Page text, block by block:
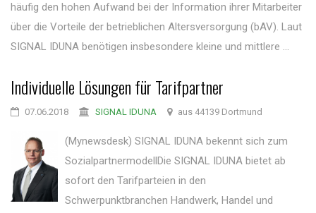
häufig den hohen Aufwand bei der Information ihrer Mitarbeiter
über die Vorteile der betrieblichen Altersversorgung (bAV). Laut
SIGNAL IDUNA benötigen insbesondere kleine und mittlere ...
Individuelle Lösungen für Tarifpartner
07.06.2018 SIGNAL IDUNA aus 44139 Dortmund
(Mynewsdesk) SIGNAL IDUNA bekennt sich zum
SozialpartnermodellDie SIGNAL IDUNA bietet ab
sofort den Tarifparteien in den
Schwerpunktbranchen Handwerk, Handel und